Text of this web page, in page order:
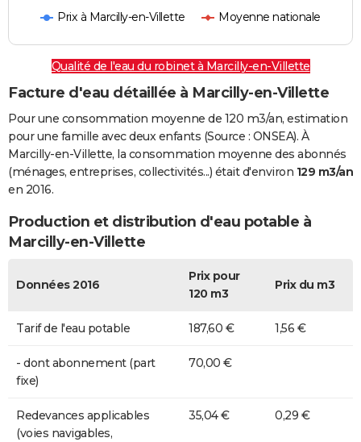
Prix à Marcilly-en-Villette Moyenne nationale
Qualité de l'eau du robinet à Marcilly-en-Villette
Facture d'eau détaillée à Marcilly-en-Villette
Pour une consommation moyenne de 120 m3/an, estimation
pour une famille avec deux enfants (Source : ONSEA). À
Marcilly-en-Villette, la consommation moyenne des abonnés
(ménages, entreprises, collectivités...) était d'environ 129 m3/an
en 2016.
Production et distribution d'eau potable à
Marcilly-en-Villette
Données 2016
Prix pour
120 m3
Prix du m3
Tarif de l'eau potable 187,60 € 1,56 €
- dont abonnement (part
fixe)
70,00 €
Redevances applicables
(voies navigables,
35,04 € 0,29 €